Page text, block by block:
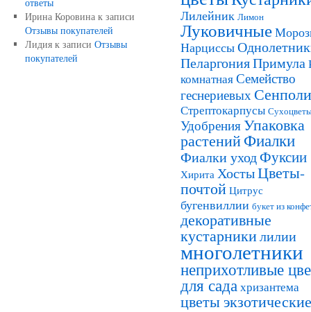
Ирина Коровинак записи
Отзывы покупателей
Лидияк записи Отзывы
покупателей
Лилейник Лимон
Луковичные
Нарциссы
ПеларгонияПримула
комнатнаяСемейство
геснериевых
Стрептокарпусы
УдобренияУпаковка
растенийФиалки
Фиалки уходФуксии
Хирита ХостыЦветы-
почтой Цитрус
бугенвиллии букет из
декоративные
кустарникилилии
многолетники
неприхотливые
для садахризантема
цветы экзотические